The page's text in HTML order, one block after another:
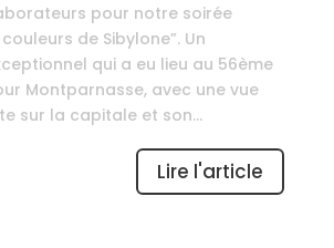
pour notre soirée
de Sibylone”. Un
qui a eu lieu au 56ème
Montparnasse, avec une vue
sur la capitale et son...
Lire l'article